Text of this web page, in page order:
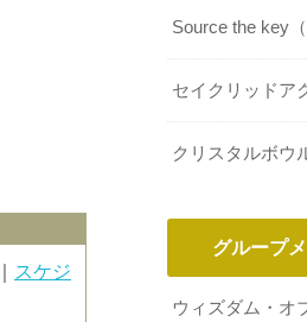
｜ スケジ
Source the key
セイクリッドア
クリスタルボウ
グループ
ウィズダム・オ